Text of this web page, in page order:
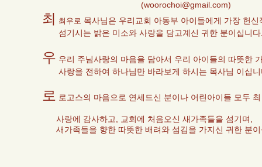
(woorochoi@gmail.com)
최 최우로 목사님은 우리교회 아동부 아이들에게 가장 헌신
섬기시는 밝은 미소와 사랑을 담고계신 귀한 분이십니
우 우리 주님사랑의 마음을 담아서 우리 아이들의 따뜻한
사랑을 전하여 하나님만 바라보게 하시는 목사님 이십
로 로고스의 마음으로 연세드신 분이나 어린아이들 모두
사랑에 감사하고,
교회에 처음오신 새가족들을 섬기며,
새가족들을 향한 따뜻한 배려와 섬김을 가지신 귀한 분